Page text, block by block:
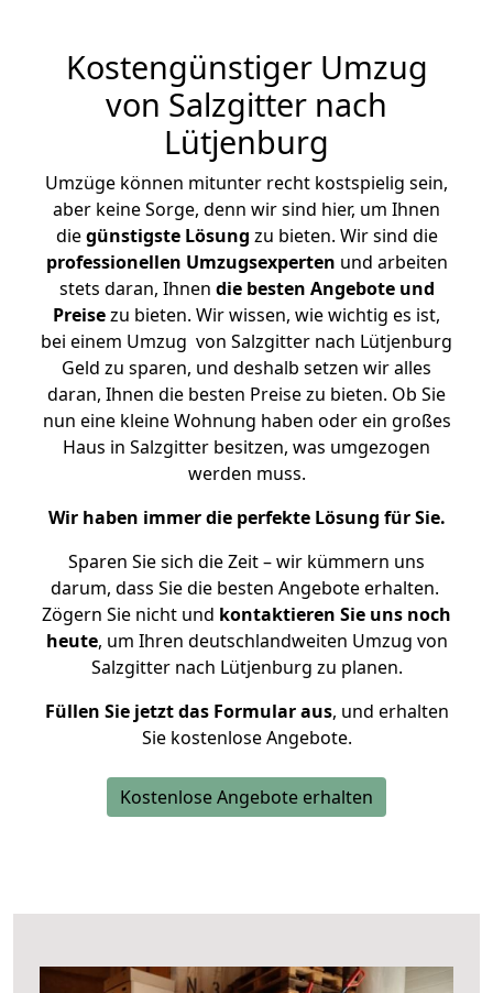
Kostengünstiger Umzug
von Salzgitter nach
Lütjenburg
Umzüge können mitunter recht kostspielig sein,
aber keine Sorge, denn wir sind hier, um Ihnen
diegünstigste Lösung zu bieten. Wir sind die
professionellen Umzugsexperten und arbeiten
stets daran, Ihnen die besten Angebote und
Preisezu bieten. Wir wissen, wie wichtig es ist,
bei einem Umzug von Salzgitter nach Lütjenburg
Geld zu sparen, und deshalb setzen wir alles
daran, Ihnen die besten Preise zu bieten. Ob Sie
nun eine kleine Wohnung haben oder ein großes
Haus in Salzgitter besitzen, was umgezogen
werden muss.
Wir haben immer die perfekte Lösung für Sie.
Sparen Sie sich die Zeit – wir kümmern uns
darum, dass Sie die besten Angebote erhalten.
Zögern Sie nicht und kontaktieren Sie uns noch
heute, um Ihren deutschlandweiten Umzug von
Salzgitter nach Lütjenburg zu planen.
Füllen Sie jetzt das Formular aus, und erhalten
Sie kostenlose Angebote.
Kostenlose Angebote erhalten